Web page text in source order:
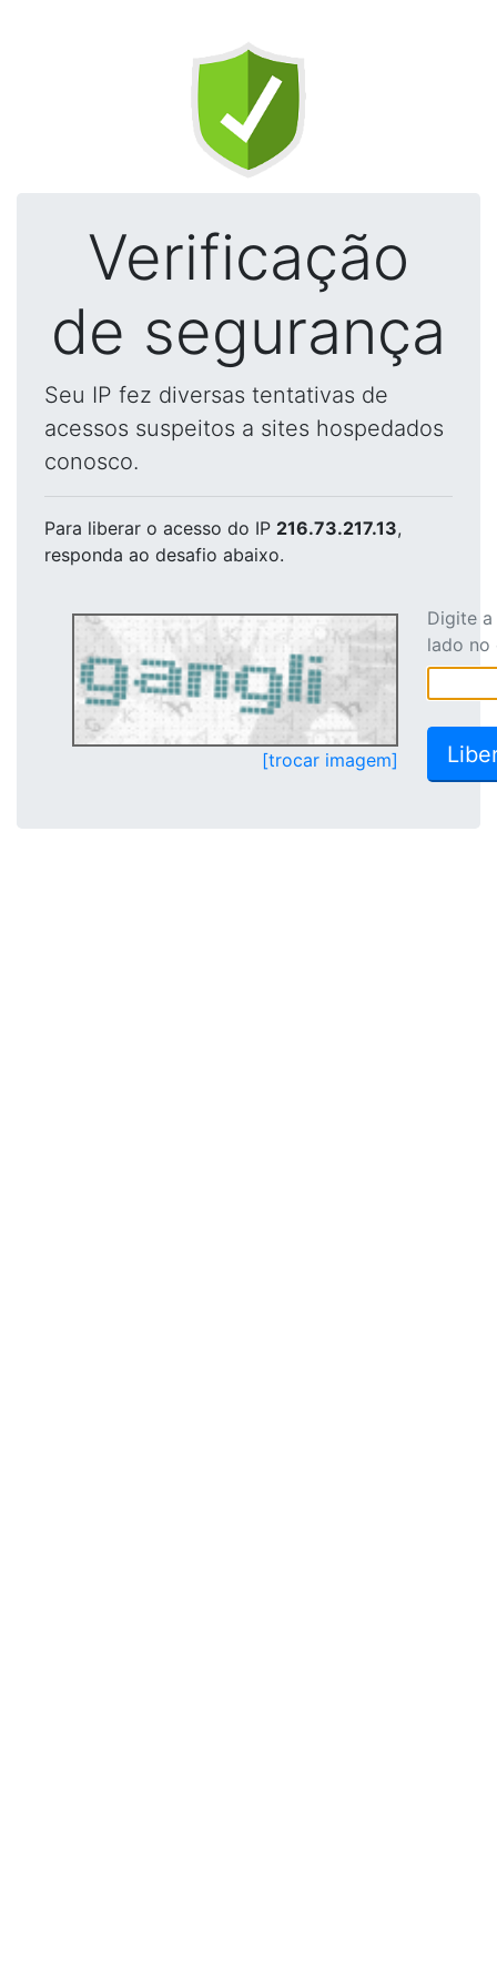
Verificação
de segurança
Seu IP fez diversas tentativas de
acessos suspeitos a sites hospedados
conosco.
Para liberar o acesso do IP 216.73.217.13,
responda ao desafio abaixo.
[trocar imagem]
Digite
lado no